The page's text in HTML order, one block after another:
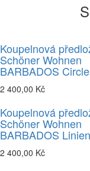
Koupelnová
Schöner Wohnen
BARBADOS
2 400,00 Kč
Koupelnová
Schöner Wohnen
BARBADOS Linien
2 400,00 Kč